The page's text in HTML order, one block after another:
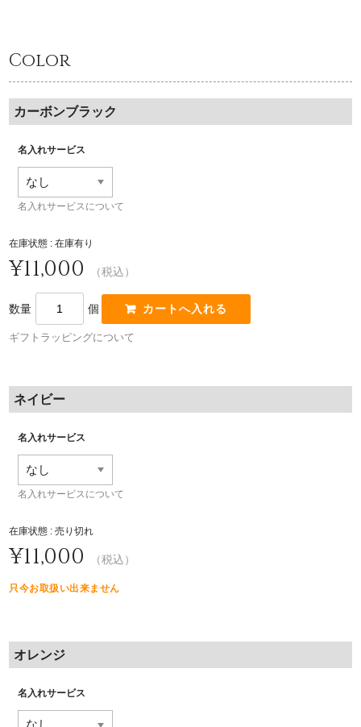
Color
カーボンブラック
名入れサービス
名入れサービスについて
在庫状態 : 在庫有り
¥11,000 （税込）
数量 個
ギフトラッピングについて
ネイビー
名入れサービス
名入れサービスについて
在庫状態 : 売り切れ
¥11,000 （税込）
只今お取扱い出来ません
オレンジ
名入れサービス